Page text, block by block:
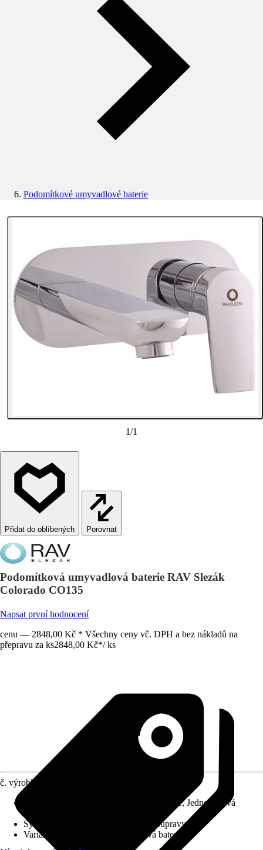
Podomítkové umyvadlové baterie
1/1
Porovnat
Podomítková umyvadlová baterie RAV Slezák
Colorado CO135
Napsat první hodnocení
cenu — 2848,00 Kč * Všechny ceny vč. DPH a bez nákladů na
přepravu za ks2848,00 Kč*/ ks
č. výrobku
Keramická kartuše, Jednopáková
Systém vypouštění
Bez odtokové soupravy
Varianta
Podomítková umyvadlová baterie